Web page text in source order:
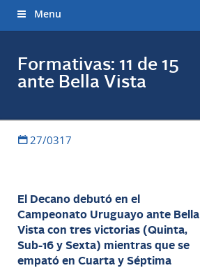
Menu
Formativas: 11 de 15
ante Bella Vista
27/0317
El Decano debutó en el
Campeonato Uruguayo ante Bella
Vista con tres victorias (Quinta,
Sub-16 y Sexta) mientras que se
empató en Cuarta y Séptima